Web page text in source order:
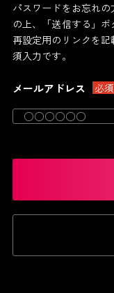
パスワードをお忘れ
の上、「送信する」ボ
再設定用のリンクを記
須入力です。
メールアドレス 必須